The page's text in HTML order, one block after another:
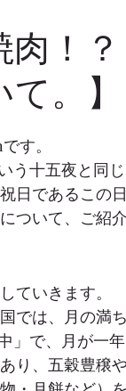
！
。】
す。
十五夜と同
日であるこの
ついて、ご紹
ていきます。
では、月の満
で、月が一
り、五穀豊穣